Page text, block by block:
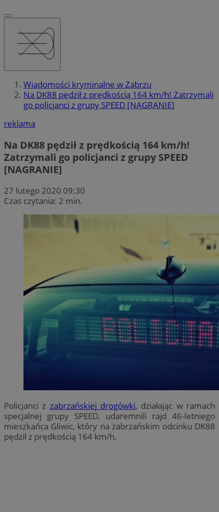
Wiadomości kryminalne w Zabrzu
Na DK88 pędził z prędkością 164 km/h! Zatrzymali
go policjanci z grupy SPEED [NAGRANIE]
reklama
Na DK88 pędził z prędkością 164 km/h!
Zatrzymali go policjanci z grupy SPEED
[NAGRANIE]
27 lutego 2020 09:30
Czas czytania: 2 min.
Policjanci z zabrzańskiej drogówki, działając w ramach
specjalnej grupy SPEED, udaremnili rajd 46-letniego
mieszkańca Gliwic, który na zabrzańskim odcinku DK88
pędził z prędkością 164 km/h.